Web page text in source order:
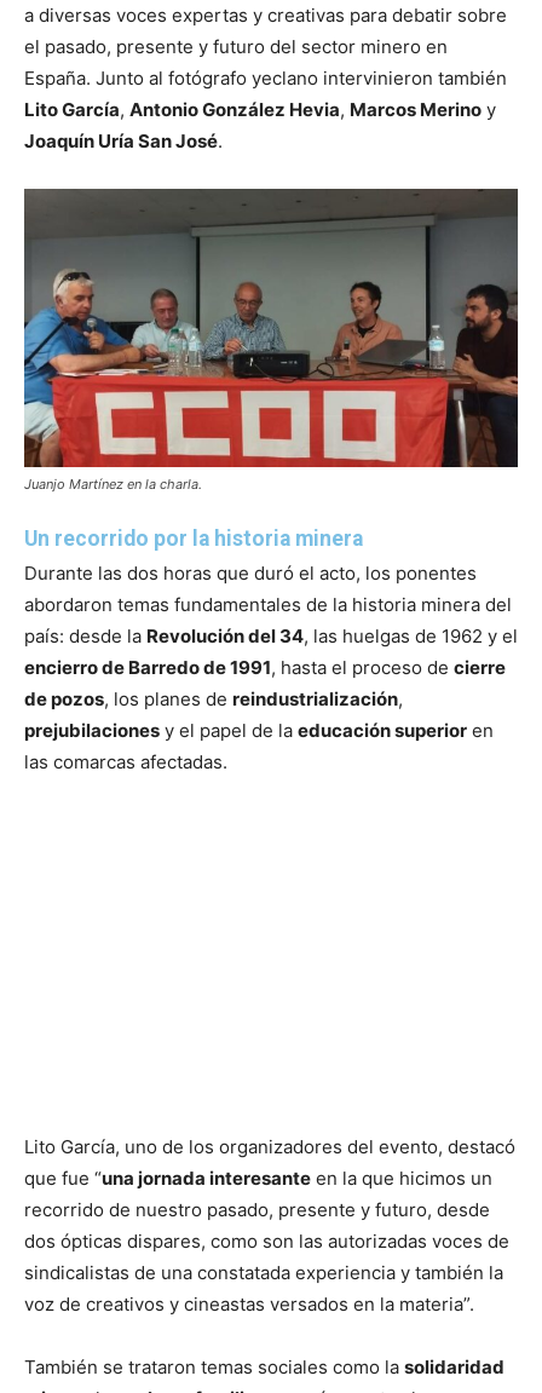
a diversas voces expertas y creativas para debatir sobre
el pasado, presente y futuro del sector minero en
España. Junto al fotógrafo yeclano intervinieron también
Lito García, Antonio González Hevia, Marcos Merino y
Joaquín Uría San José.
Juanjo Martínez en la charla.
Un recorrido por la historia minera
Durante las dos horas que duró el acto, los ponentes
abordaron temas fundamentales de la historia minera del
país: desde la Revolución del 34, las huelgas de 1962 y el
encierro de Barredo de 1991, hasta el proceso de cierre
de pozos, los planes de reindustrialización,
prejubilaciones y el papel de la educación superior en
las comarcas afectadas.
Lito García, uno de los organizadores del evento, destacó
que fue “una jornada interesante en la que hicimos un
recorrido de nuestro pasado, presente y futuro, desde
dos ópticas dispares, como son las autorizadas voces de
sindicalistas de una constatada experiencia y también la
voz de creativos y cineastas versados en la materia”.
También se trataron temas sociales como la solidaridad